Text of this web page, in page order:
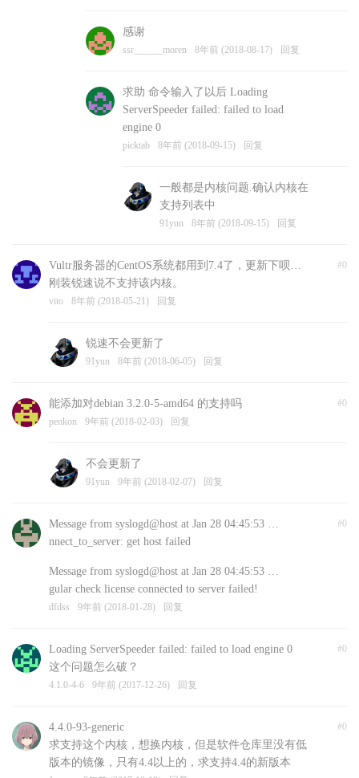
感谢
ssr______moren 8年前 (2018-08-17) 回复
求助 命令输入了以后 Loading
ServerSpeeder failed: failed to load
engine 0
picktab 8年前 (2018-09-15) 回复
一般都是内核问题.确认内核在
支持列表中
91yun 8年前 (2018-09-15) 回复
#0
Vultr服务器的CentOS系统都用到7.4了，更新下呗…
刚装锐速说不支持该内核。
vito 8年前 (2018-05-21) 回复
锐速不会更新了
91yun 8年前 (2018-06-05) 回复
#0
能添加对debian 3.2.0-5-amd64 的支持吗
penkon 9年前 (2018-02-03) 回复
不会更新了
91yun 9年前 (2018-02-07) 回复
#0
Message from syslogd@host at Jan 28 04:45:53 …
nnect_to_server: get host failed
Message from syslogd@host at Jan 28 04:45:53 …
gular check license connected to server failed!
dfdss 9年前 (2018-01-28) 回复
#0
Loading ServerSpeeder failed: failed to load engine 0
这个问题怎么破？
4.1.0-4-6 9年前 (2017-12-26) 回复
#0
4.4.0-93-generic
求支持这个内核，想换内核，但是软件仓库里没有低
版本的镜像，只有4.4以上的，求支持4.4的新版本